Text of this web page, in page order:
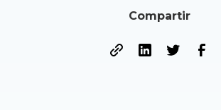
Compartir